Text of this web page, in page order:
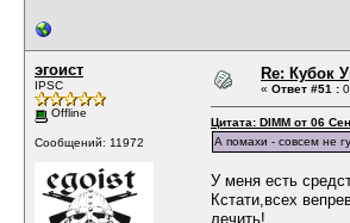
эгоист
IPSC
Offline
Сообщений: 11972
Re: Кубок
« Ответ #51 :
Цитата: DIMM от 06
А помахи - совсем не
У меня есть
Кстати,всех
лечить!